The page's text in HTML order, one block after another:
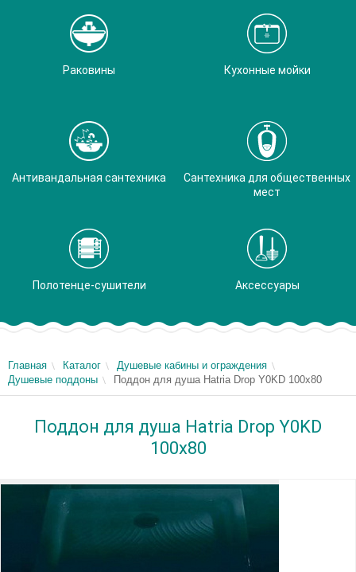
Раковины Кухонные мойки
Антивандальная сантехника
Сантехника для общественных
мест
Полотенце-сушители Аксессуары
Главная Каталог
Душевые кабины и ограждения
Душевые поддоны
Поддон для душа Hatria Drop Y0KD 100x80
Поддон для душа Hatria Drop Y0KD
100x80